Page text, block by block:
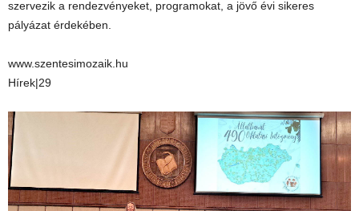
szervezik a rendezvényeket, programokat, a jövő évi sikeres
pályázat érdekében.
www.szentesimozaik.hu
Hírek|29